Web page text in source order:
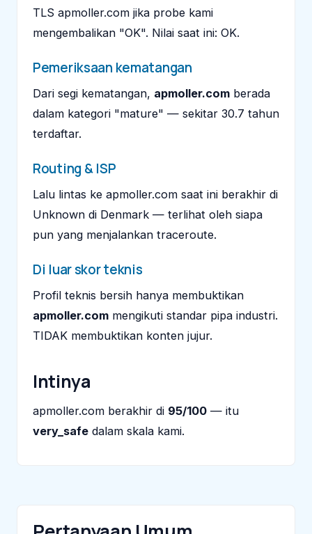
TLS apmoller.com jika probe kami
mengembalikan "OK". Nilai saat ini: OK.
Pemeriksaan kematangan
Dari segi kematangan, apmoller.com berada
dalam kategori "mature" — sekitar 30.7 tahun
terdaftar.
Routing & ISP
Lalu lintas ke apmoller.com saat ini berakhir di
Unknown di Denmark — terlihat oleh siapa
pun yang menjalankan traceroute.
Di luar skor teknis
Profil teknis bersih hanya membuktikan
apmoller.com mengikuti standar pipa industri.
TIDAK membuktikan konten jujur.
Intinya
apmoller.com berakhir di 95/100 — itu
very_safe dalam skala kami.